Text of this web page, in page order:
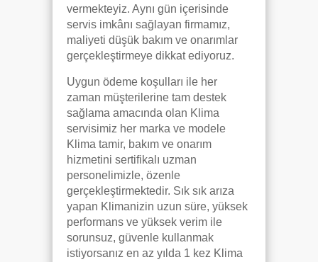
vermekteyiz. Aynı gün içerisinde
servis imkânı sağlayan firmamız,
maliyeti düşük bakım ve onarımlar
gerçekleştirmeye dikkat ediyoruz.
Uygun ödeme koşulları ile her
zaman müşterilerine tam destek
sağlama amacında olan Klima
servisimiz her marka ve modele
Klima tamir, bakım ve onarım
hizmetini sertifikalı uzman
personelimizle, özenle
gerçekleştirmektedir. Sık sık arıza
yapan Klimanizin uzun süre, yüksek
performans ve yüksek verim ile
sorunsuz, güvenle kullanmak
istiyorsanız en az yılda 1 kez Klima